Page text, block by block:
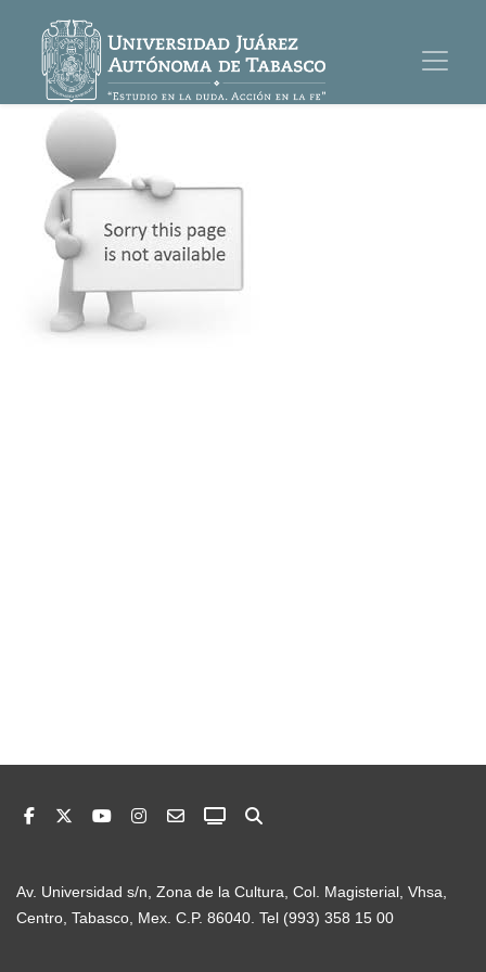
Av. Universidad s/n, Zona de la Cultura, Col. Magisterial, Vhsa,
Centro, Tabasco, Mex. C.P. 86040. Tel (993) 358 15 00